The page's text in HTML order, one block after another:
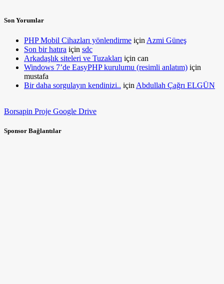
Son Yorumlar
PHP Mobil Cihazları yönlendirme için Azmi Güneş
Son bir hatıra için sdc
Arkadaşlık siteleri ve Tuzakları için can
Windows 7’de EasyPHP kurulumu (resimli anlatım) için
mustafa
Bir daha sorgulayın kendinizi.. için Abdullah Çağrı ELGÜN
Borsapin Proje Google Drive
Sponsor Bağlantılar